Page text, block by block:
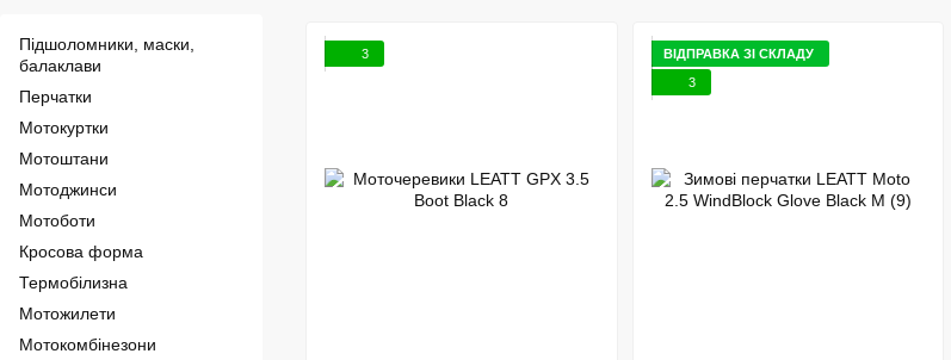
3
ВІДПРАВКА ЗІ СКЛАДУ
3
Підшоломники, маски,
балаклави
Перчатки
Мотокуртки
Мотоштани
Мотоджинси
Мотоботи
Кросова форма
Термобілизна
Мотожилети
Мотокомбінезони